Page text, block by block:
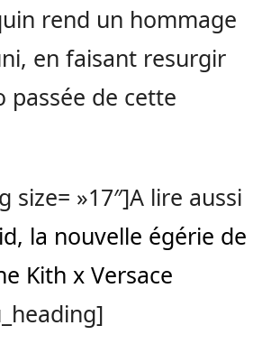
rend un hommage
en faisant resurgir
passée de cette
size= »17″]A lire aussi
la nouvelle égérie de
Kith x Versace